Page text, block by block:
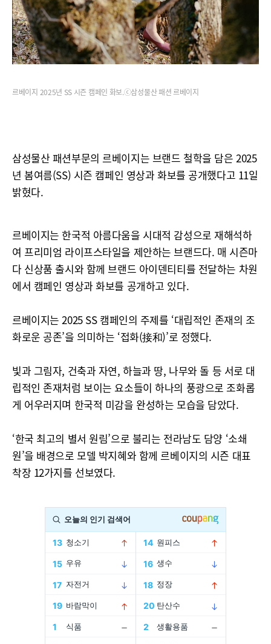
르베이지 2025년 SS 시즌 캠페인 화보.ⓒ삼성물산 패션 르베이지
삼성물산 패션부문의 르베이지는 브랜드 철학을 담은 2025
년 봄여름(SS) 시즌 캠페인 영상과 화보를 공개했다고 11일
밝혔다.
르베이지는 한국적 아름다움을 시대적 감성으로 재해석하
여 프리미엄 라이프스타일을 제안하는 브랜드다. 매 시즌마
다 신상품 출시와 함께 브랜드 아이덴티티를 전달하는 차원
에서 캠페인 영상과 화보를 공개하고 있다.
르베이지는 2025 SS 캠페인의 주제를 ‘대립적인 존재의 조
화로운 공존’을 의미하는 ‘접화(接和)’로 정했다.
빛과 그림자, 건축과 자연, 하늘과 땅, 나무와 돌 등 서로 대
립적인 존재처럼 보이는 요소들이 하나의 풍광으로 조화롭
게 어우러지며 한국적 미감을 완성하는 모습을 담았다.
‘한국 최고의 별서 원림’으로 불리는 전라남도 담양 ‘소쇄
원’을 배경으로 모델 박지혜와 함께 르베이지의 시즌 대표
착장 12가지를 선보였다.